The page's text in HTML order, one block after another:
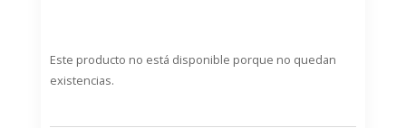
Este producto no está disponible porque no quedan
existencias.